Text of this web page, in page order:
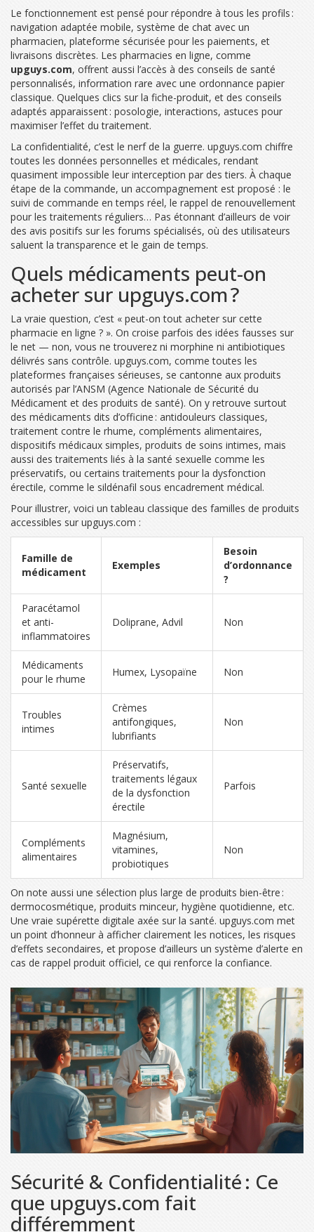
Le fonctionnement est pensé pour répondre à tous les profils :
navigation adaptée mobile, système de chat avec un
pharmacien, plateforme sécurisée pour les paiements, et
livraisons discrètes. Les pharmacies en ligne, comme
upguys.com, offrent aussi l’accès à des conseils de santé
personnalisés, information rare avec une ordonnance papier
classique. Quelques clics sur la fiche-produit, et des conseils
adaptés apparaissent : posologie, interactions, astuces pour
maximiser l’effet du traitement.
La confidentialité, c’est le nerf de la guerre. upguys.com chiffre
toutes les données personnelles et médicales, rendant
quasiment impossible leur interception par des tiers. À chaque
étape de la commande, un accompagnement est proposé : le
suivi de commande en temps réel, le rappel de renouvellement
pour les traitements réguliers… Pas étonnant d’ailleurs de voir
des avis positifs sur les forums spécialisés, où des utilisateurs
saluent la transparence et le gain de temps.
Quels médicaments peut-on
acheter sur upguys.com ?
La vraie question, c’est « peut-on tout acheter sur cette
pharmacie en ligne ? ». On croise parfois des idées fausses sur
le net — non, vous ne trouverez ni morphine ni antibiotiques
délivrés sans contrôle. upguys.com, comme toutes les
plateformes françaises sérieuses, se cantonne aux produits
autorisés par l’ANSM (Agence Nationale de Sécurité du
Médicament et des produits de santé). On y retrouve surtout
des médicaments dits d’officine : antidouleurs classiques,
traitement contre le rhume, compléments alimentaires,
dispositifs médicaux simples, produits de soins intimes, mais
aussi des traitements liés à la santé sexuelle comme les
préservatifs, ou certains traitements pour la dysfonction
érectile, comme le sildénafil sous encadrement médical.
Pour illustrer, voici un tableau classique des familles de produits
accessibles sur upguys.com :
Famille de
médicament
Exemples
Besoin
d’ordonnance
?
Paracétamol
et anti-
inflammatoires
Doliprane, Advil Non
Médicaments
pour le rhume
Humex, Lysopaïne Non
Troubles
intimes
Crèmes
antifongiques,
lubrifiants
Non
Santé sexuelle
Préservatifs,
traitements légaux
de la dysfonction
érectile
Parfois
Compléments
alimentaires
Magnésium,
vitamines,
probiotiques
Non
On note aussi une sélection plus large de produits bien-être :
dermocosmétique, produits minceur, hygiène quotidienne, etc.
Une vraie supérette digitale axée sur la santé. upguys.com met
un point d’honneur à afficher clairement les notices, les risques
d’effets secondaires, et propose d’ailleurs un système d’alerte en
cas de rappel produit officiel, ce qui renforce la confiance.
Sécurité & Confidentialité : Ce
que upguys.com fait
différemment